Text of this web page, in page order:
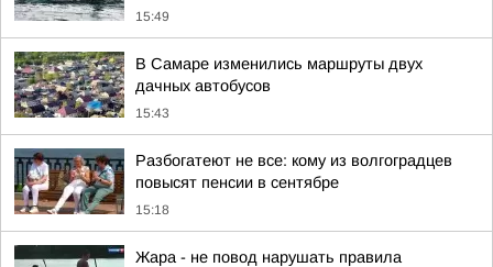
15:49
В Самаре изменились маршруты двух
дачных автобусов
15:43
Разбогатеют не все: кому из волгоградцев
повысят пенсии в сентябре
15:18
Жара - не повод нарушать правила